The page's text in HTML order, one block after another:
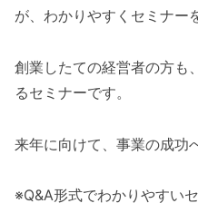
が、わかりやすくセミナー
創業したての経営者の方も
るセミナーです。
来年に向けて、事業の成功
※Q&A形式でわかりやすいセ